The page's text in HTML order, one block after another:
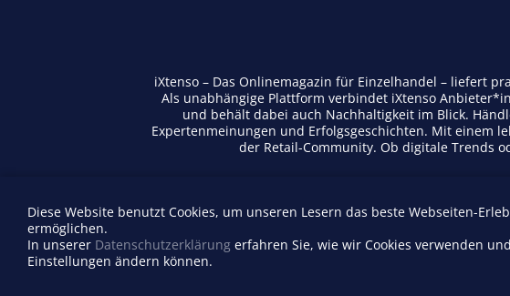
iXtenso – Das Onlinemagazin für Einzelhandel – liefert
Als unabhängige Plattform verbindet iXtenso
und behält dabei auch Nachhaltigkeit im Blick.
Expertenmeinungen und Erfolgsgeschichten. Mit einem
der Retail-Community. Ob digitale Trends
Anbieterverzeichnis
Firma eintragen
Diese Website benutzt Cookies, um unseren Lesern das beste Webseiten-
ermöglichen.
In unserer Datenschutzerklärung erfahren Sie, wie wir Cookies verwenden
Einstellungen ändern können.